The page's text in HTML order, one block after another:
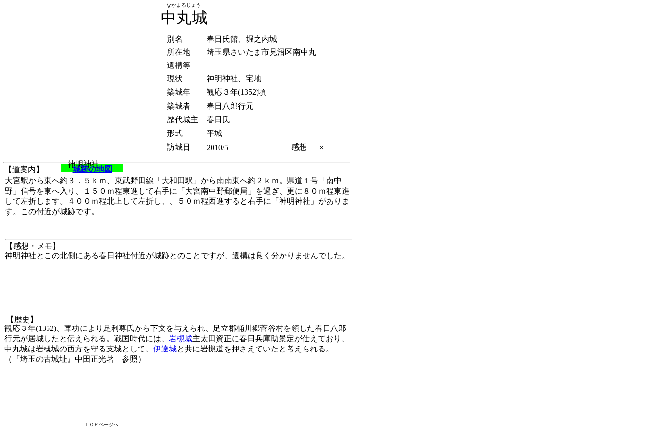
中丸城
別名
春日氏館、堀之内城
所在地
埼玉県さいたま市見沼区南中丸
遺構等
現状
神明神社、宅地
築城年
観応３年(1352)頃
築城者
春日八郎行元
歴代城主
春日氏
形式
平城
訪城日
2010/5 感想
×
神明神社
【道案内】
城跡の地図
大宮駅から東へ約３．５ｋｍ、東武野田線「大和田駅」から南南東へ約２ｋｍ。県道１号「南中
野」信号を東へ入り、１５０ｍ程東進して右手に「大宮南中野郵便局」を過ぎ、更に８０ｍ程東進
して左折します。４００ｍ程北上して左折し、、５０ｍ程西進すると右手に「神明神社」がありま
す。この付近が城跡です。
【感想・メモ】
なかまるじょう
【歴史】
神明神社とこの北側にある春日神社付近が城跡とのことですが、遺構は良く分かりませんでした。
ＴＯＰページへ
観応３年(1352)、軍功により足利尊氏から下文を与えられ、足立郡桶川郷菅谷村を領した春日八郎
行元が居城したと伝えられる。戦国時代には、 岩槻城主太田資正に春日兵庫助景定が仕えており、
中丸城は岩槻城の西方を守る支城として、 伊達城と共に岩槻道を押さえていたと考えられる。
（『埼玉の古城址』中田正光著 参照）